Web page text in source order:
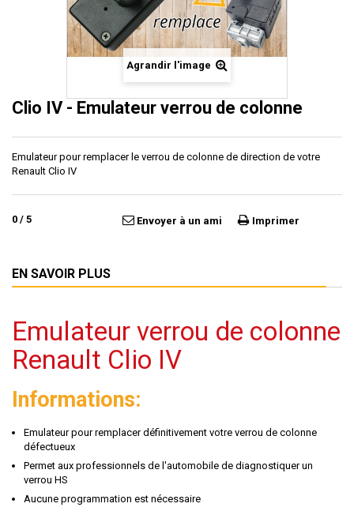
Agrandir l'image
Clio IV - Emulateur verrou de colonne
Emulateur pour remplacer le verrou de colonne de direction de votre
Renault Clio IV
0 / 5 Envoyer à un ami Imprimer
EN SAVOIR PLUS
Emulateur verrou de colonne
Renault Clio IV
Informations:
Emulateur pour remplacer définitivement votre verrou de colonne
défectueux
Permet aux professionnels de l'automobile de diagnostiquer un
verrou HS
Aucune programmation est nécessaire